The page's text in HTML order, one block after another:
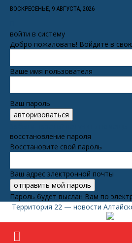
ВОСКРЕСЕНЬЕ, 9 АВГУСТА, 2026
войти в систему
Добро пожаловать! Войдите в
Ваше имя пользователя
Ваш пароль
восстановление пароля
Восстановите свой пароль
Ваш адрес электронной почты
Пароль будет выслан Вам по
Территория 22 — новости